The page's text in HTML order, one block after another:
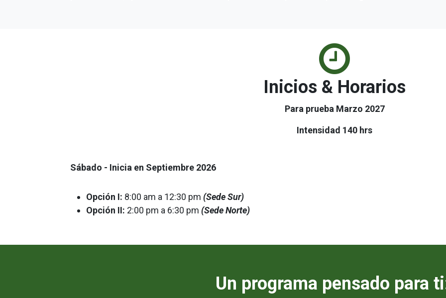
Inicios & Horarios
Para prueba Marzo 2027
Intensidad 140 hrs
Sábado - Inicia en Septiembre 2026
Opción I: 8:00 am a 12:30 pm (Sede Sur)
Opción II: 2:00 pm a 6:30 pm (Sede Norte)
Un programa pensado para